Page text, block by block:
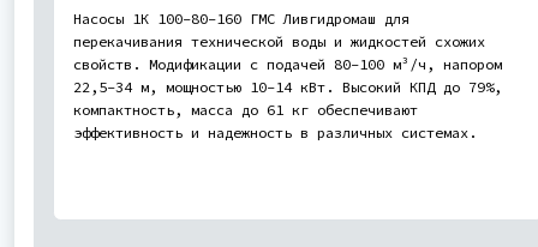
Насосы 1К 100-80-160 ГМС Ливгидромаш для
перекачивания технической воды и жидкостей схожих
свойств. Модификации с подачей 80-100 м³/ч, напором
22,5-34 м, мощностью 10-14 кВт. Высокий КПД до 79%,
компактность, масса до 61 кг обеспечивают
эффективность и надежность в различных системах.